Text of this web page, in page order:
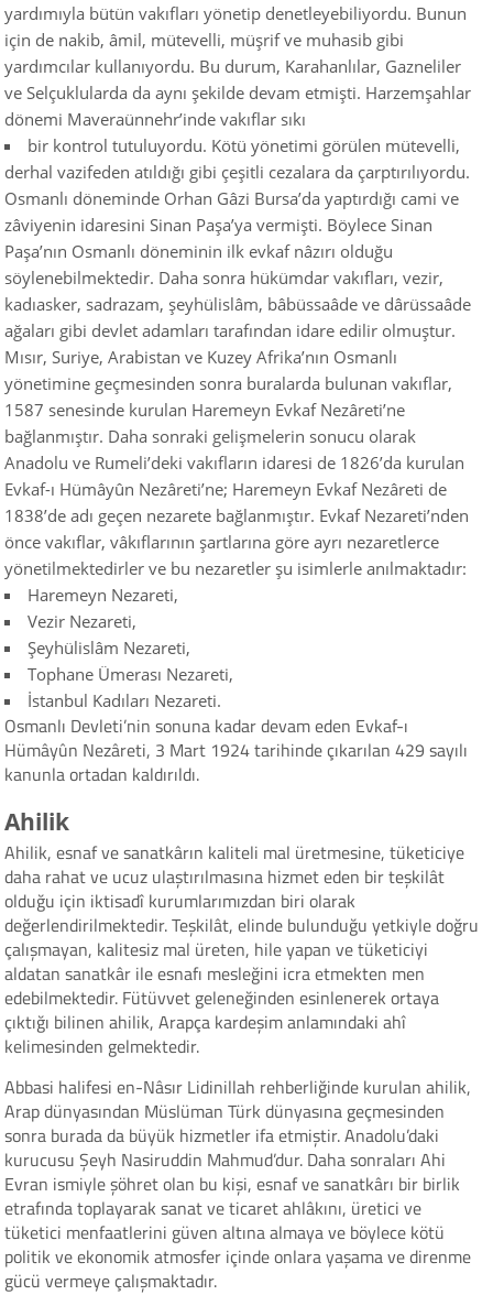
yardımıyla bütün vakıfları yönetip denetleyebiliyordu. Bunun
için de nakib, âmil, mütevelli, müşrif ve muhasib gibi
yardımcılar kullanıyordu. Bu durum, Karahanlılar, Gazneliler
ve Selçuklularda da aynı şekilde devam etmişti. Harzemşahlar
dönemi Maveraünnehr’inde vakıflar sıkı
bir kontrol tutuluyordu. Kötü yönetimi görülen mütevelli,
derhal vazifeden atıldığı gibi çeşitli cezalara da çarptırılıyordu.
Osmanlı döneminde Orhan Gâzi Bursa’da yaptırdığı cami ve
zâviyenin idaresini Sinan Paşa’ya vermişti. Böylece Sinan
Paşa’nın Osmanlı döneminin ilk evkaf nâzırı olduğu
söylenebilmektedir. Daha sonra hükümdar vakıfları, vezir,
kadıasker, sadrazam, şeyhülislâm, bâbüssaâde ve dârüssaâde
ağaları gibi devlet adamları tarafından idare edilir olmuştur.
Mısır, Suriye, Arabistan ve Kuzey Afrika’nın Osmanlı
yönetimine geçmesinden sonra buralarda bulunan vakıflar,
1587 senesinde kurulan Haremeyn Evkaf Nezâreti’ne
bağlanmıştır. Daha sonraki gelişmelerin sonucu olarak
Anadolu ve Rumeli’deki vakıfların idaresi de 1826’da kurulan
Evkaf-ı Hümâyûn Nezâreti’ne; Haremeyn Evkaf Nezâreti de
1838’de adı geçen nezarete bağlanmıştır. Evkaf Nezareti’nden
önce vakıflar, vâkıflarının şartlarına göre ayrı nezaretlerce
yönetilmektedirler ve bu nezaretler şu isimlerle anılmaktadır:
Haremeyn Nezareti,
Vezir Nezareti,
Şeyhülislâm Nezareti,
Tophane Ümerası Nezareti,
İstanbul Kadıları Nezareti.
Osmanlı Devleti’nin sonuna kadar devam eden Evkaf-ı
Hümâyûn Nezâreti, 3 Mart 1924 tarihinde çıkarılan 429 sayılı
kanunla ortadan kaldırıldı.
Ahilik
Ahilik, esnaf ve sanatkârın kaliteli mal üretmesine, tüketiciye
daha rahat ve ucuz ulaştırılmasına hizmet eden bir teşkilât
olduğu için iktisadî kurumlarımızdan biri olarak
değerlendirilmektedir. Teşkilât, elinde bulunduğu yetkiyle doğru
çalışmayan, kalitesiz mal üreten, hile yapan ve tüketiciyi
aldatan sanatkâr ile esnafı mesleğini icra etmekten men
edebilmektedir. Fütüvvet geleneğinden esinlenerek ortaya
çıktığı bilinen ahilik, Arapça kardeşim anlamındaki ahî
kelimesinden gelmektedir.
Abbasi halifesi en-Nâsır Lidinillah rehberliğinde kurulan ahilik,
Arap dünyasından Müslüman Türk dünyasına geçmesinden
sonra burada da büyük hizmetler ifa etmiştir. Anadolu’daki
kurucusu Şeyh Nasiruddin Mahmud’dur. Daha sonraları Ahi
Evran ismiyle şöhret olan bu kişi, esnaf ve sanatkârı bir birlik
etrafında toplayarak sanat ve ticaret ahlâkını, üretici ve
tüketici menfaatlerini güven altına almaya ve böylece kötü
politik ve ekonomik atmosfer içinde onlara yaşama ve direnme
gücü vermeye çalışmaktadır.